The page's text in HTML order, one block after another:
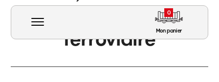
Mon panier
0
infrastructure
ferroviaire